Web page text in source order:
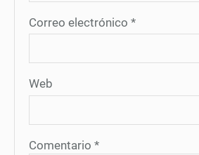
Correo electrónico *
Web
Comentario *